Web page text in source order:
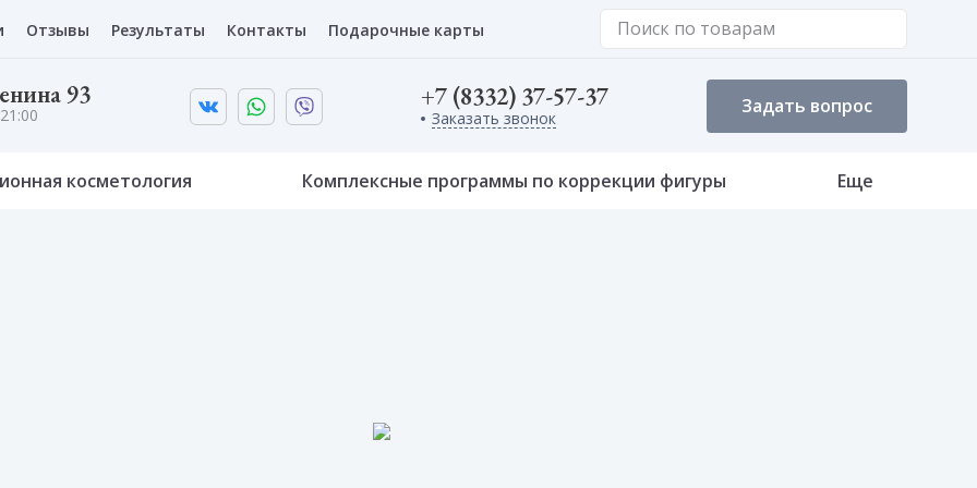
Отзывы Результаты Контакты Подарочные карты
93 +7 (8332) 37-57-37
Заказать звонок
Задать вопрос
косметология Комплексные программы по коррекции фигуры Еще